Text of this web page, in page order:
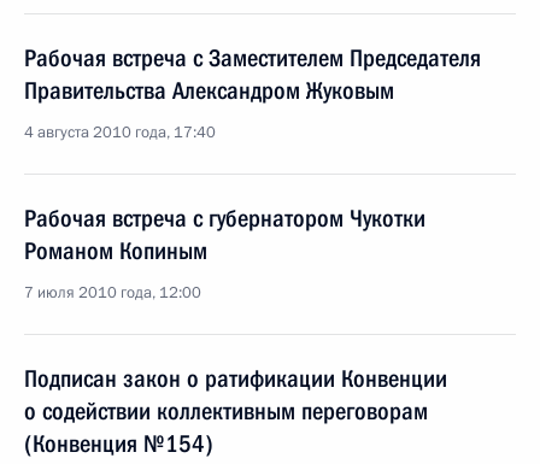
Рабочая встреча с Заместителем Председателя
Правительства Александром Жуковым
4 августа 2010 года, 17:40
Рабочая встреча с губернатором Чукотки
Романом Копиным
7 июля 2010 года, 12:00
Подписан закон о ратификации Конвенции
о содействии коллективным переговорам
(Конвенция №154)